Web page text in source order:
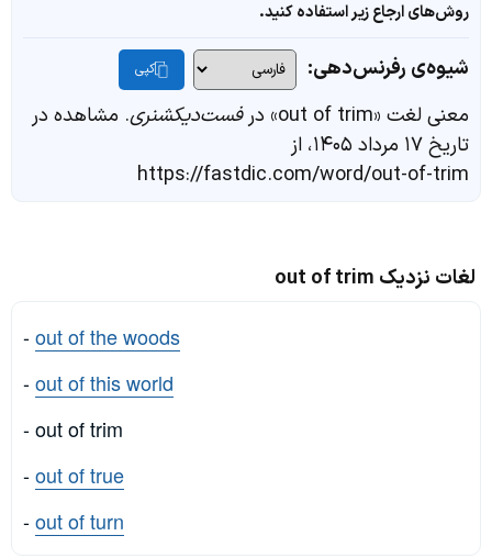
روش‌های ارجاع زیر استفاده کنید.
شیوه‌ی رفرنس‌دهی: کپی
معنی لغت «out of trim» در فست‌دیکشنری. مشاهده در
تاریخ ۱۷ مرداد ۱۴۰۵، از
https://fastdic.com/word/out-of-trim
لغات نزدیک out of trim
-out of the woods
-out of this world
- out of trim
-out of true
-out of turn